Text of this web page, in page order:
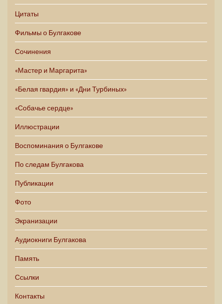
Цитаты
Фильмы о Булгакове
Сочинения
«Мастер и Маргарита»
«Белая гвардия» и «Дни Турбиных»
«Собачье сердце»
Иллюстрации
Воспоминания о Булгакове
По следам Булгакова
Публикации
Фото
Экранизации
Аудиокниги Булгакова
Память
Ссылки
Контакты